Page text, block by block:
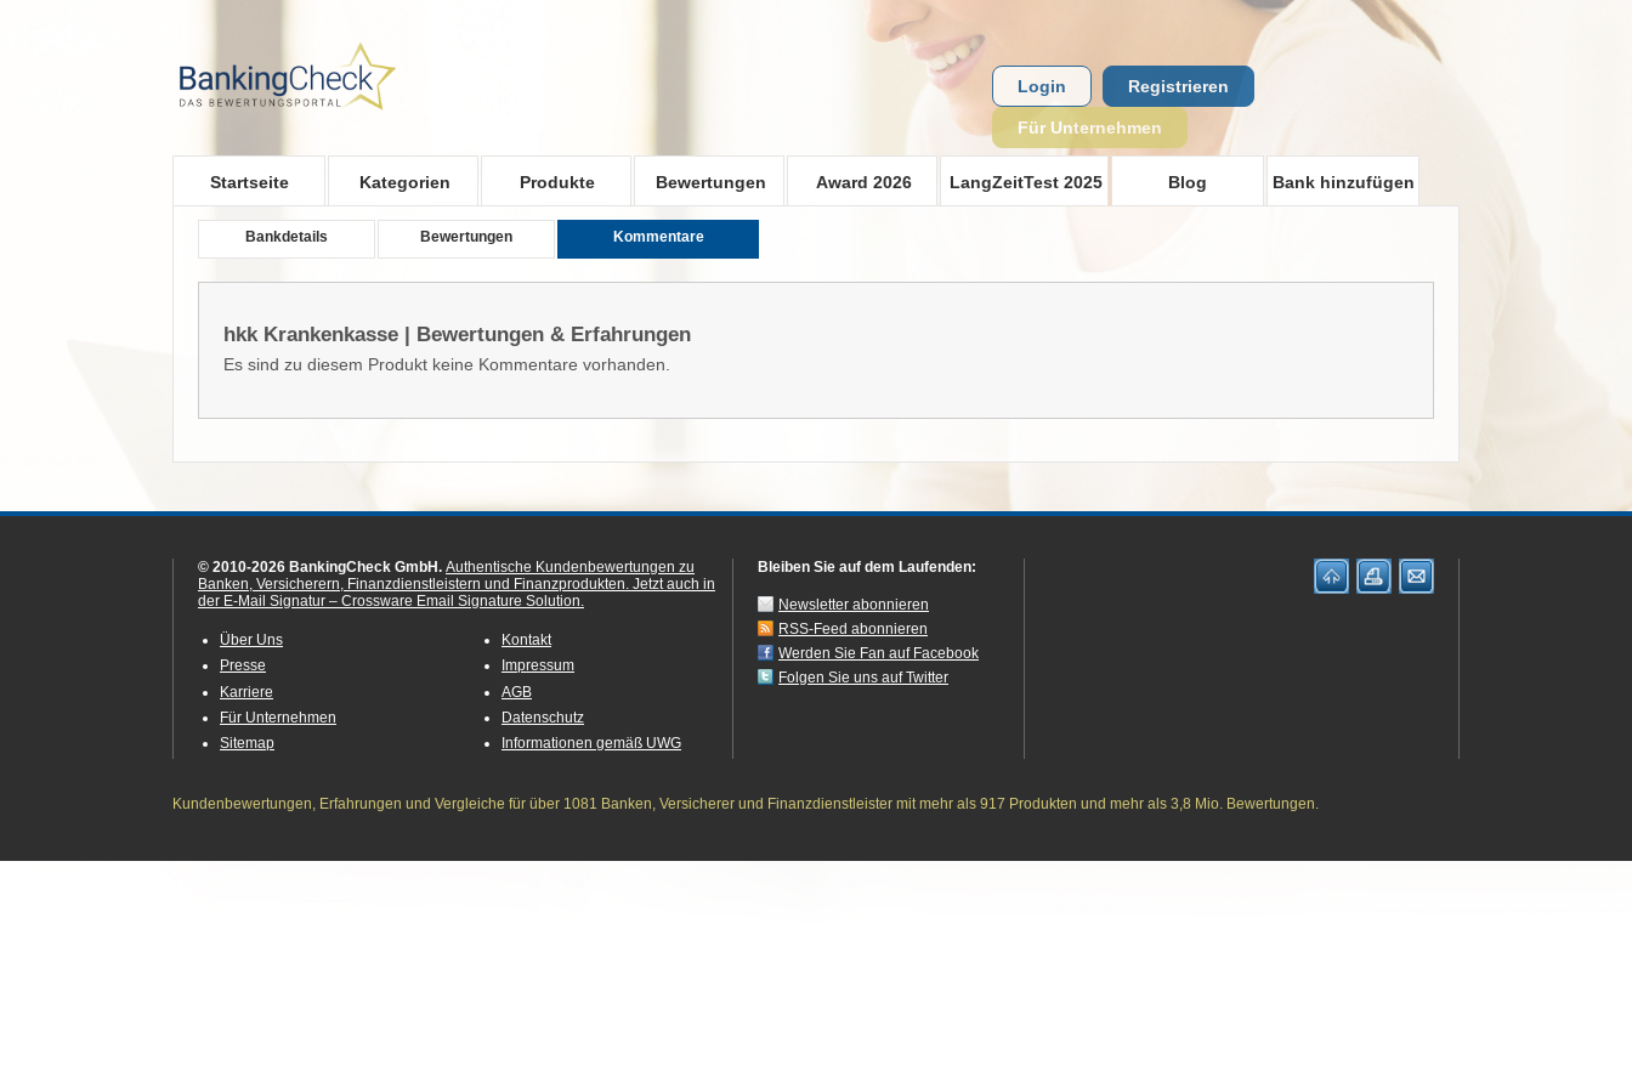
Startseite Kategorien Produkte Bewertungen Award 2026 LangZeitTest 2025 Blog Bank hinzufügen
Login Registrieren
Für Unternehmen
Bankdetails Bewertungen Kommentare
hkk Krankenkasse | Bewertungen & Erfahrungen
Es sind zu diesem Produkt keine Kommentare vorhanden.
© 2010-2026 BankingCheck GmbH. Authentische Kundenbewertungen zu
Banken, Versicherern, Finanzdienstleistern und Finanzprodukten. Jetzt auch in
der E-Mail Signatur – Crossware Email Signature Solution.
Über Uns
Presse
Karriere
Für Unternehmen
Sitemap
Kontakt
Impressum
AGB
Datenschutz
Informationen gemäß UWG
Bleiben Sie auf dem Laufenden:
Newsletter abonnieren
RSS-Feed abonnieren
Werden Sie Fan auf Facebook
Folgen Sie uns auf Twitter
Kundenbewertungen, Erfahrungen und Vergleiche für über 1081 Banken, Versicherer und Finanzdienstleister mit mehr als 917 Produkten und mehr als 3,8 Mio. Bewertungen.